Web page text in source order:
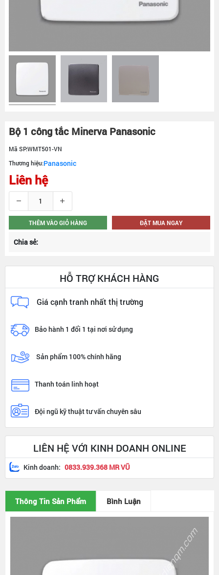
Bộ 1 công tắc Minerva Panasonic
Mã SP:WMT501-VN
Thương hiệu:Panasonic
Liên hệ
THÊM VÀO GIỎ HÀNG ĐẶT MUA NGAY
Chia sẻ:
HỖ TRỢ KHÁCH HÀNG
Giá cạnh tranh nhất thị trường
Bảo hành 1 đổi 1 tại nơi sử dụng
Sản phẩm 100% chính hãng
Thanh toán linh hoạt
Đội ngũ kỹ thuật tư vấn chuyên sâu
LIÊN HỆ VỚI KINH DOANH ONLINE
Kinh doanh: 0833.939.368 MR VŨ
Thông Tin Sản Phẩm Bình Luận